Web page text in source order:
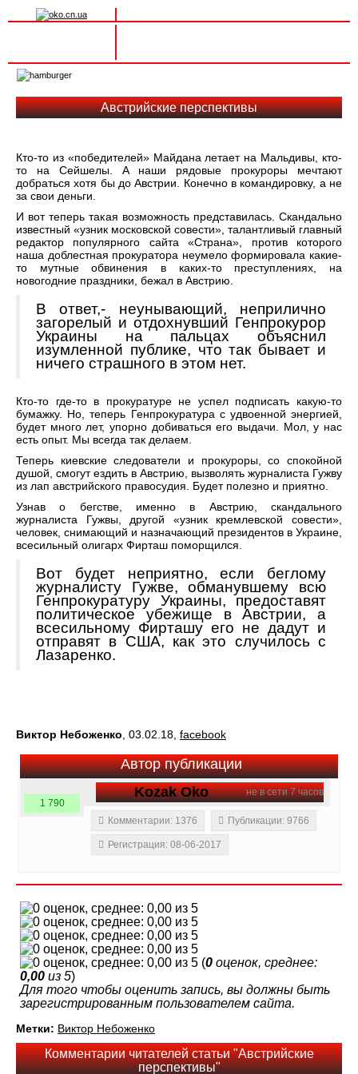
navigation
Австрийские перспективы
Кто-то из «победителей» Майдана летает на Мальдивы, кто-
то на Сейшелы. А наши рядовые прокуроры мечтают
добраться хотя бы до Австрии. Конечно в командировку, а не
за свои деньги.
И вот теперь такая возможность представилась. Скандально
известный «узник московской совести», талантливый главный
редактор популярного сайта «Страна», против которого
наша доблестная прокуратора неумело формировала какие-
то мутные обвинения в каких-то преступлениях, на
новогодние праздники, бежал в Австрию.
В ответ,- неунывающий, неприлично
загорелый и отдохнувший Генпрокурор
Украины на пальцах объяснил
изумленной публике, что так бывает и
ничего страшного в этом нет.
Кто-то где-то в прокуратуре не успел подписать какую-то
бумажку. Но, теперь Генпрокуратура с удвоенной энергией,
будет много лет, упорно добиваться его выдачи. Мол, у нас
есть опыт. Мы всегда так делаем.
Теперь киевские следователи и прокуроры, со спокойной
душой, смогут ездить в Австрию, вызволять журналиста Гужву
из лап австрийского правосудия. Будет полезно и приятно.
Узнав о бегстве, именно в Австрию, скандального
журналиста Гужвы, другой «узник кремлевской совести»,
человек, снимающий и назначающий президентов в Украине,
всесильный олигарх Фирташ поморщился.
Вот будет неприятно, если беглому
журналисту Гужве, обманувшему всю
Генпрокуратуру Украины, предоставят
политическое убежище в Австрии, а
всесильному Фирташу его не дадут и
отправят в США, как это случилось с
Лазаренко.
Виктор Небоженко, 03.02.18, facebook
Автор публикации
не в сети 7 часов
Kozak Oko
1 790
Комментарии: 1376
Публикации: 9766
Регистрация: 08-06-2017
(0 оценок, среднее:
0,00 из 5)
Для того чтобы оценить запись, вы должны быть
зарегистрированным пользователем сайта.
Метки: Виктор Небоженко
Комментарии читателей статьи "Австрийские
перспективы"